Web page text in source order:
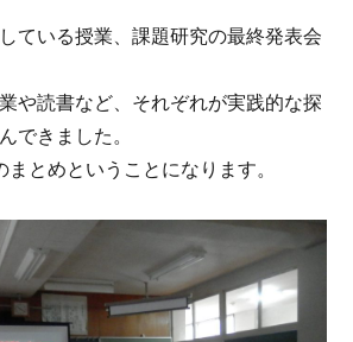
ている授業、課題研究の最終発表会
や読書など、それぞれが実践的な探
できました。
とめということになります。